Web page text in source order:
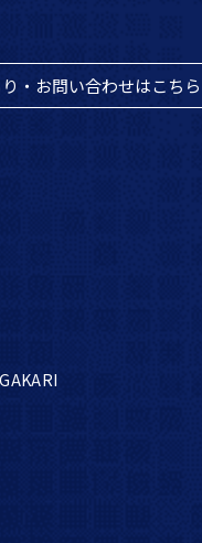
・お問い合わせはこちら